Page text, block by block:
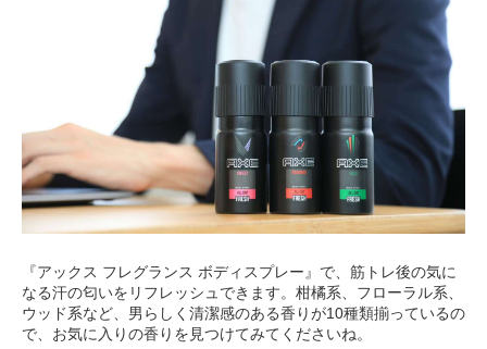
『アックス フレグランス ボディスプレー』で、筋トレ後の気に
なる汗の匂いをリフレッシュできます。柑橘系、フローラル系、
ウッド系など、男らしく清潔感のある香りが10種類揃っているの
で、お気に入りの香りを見つけてみてくださいね。